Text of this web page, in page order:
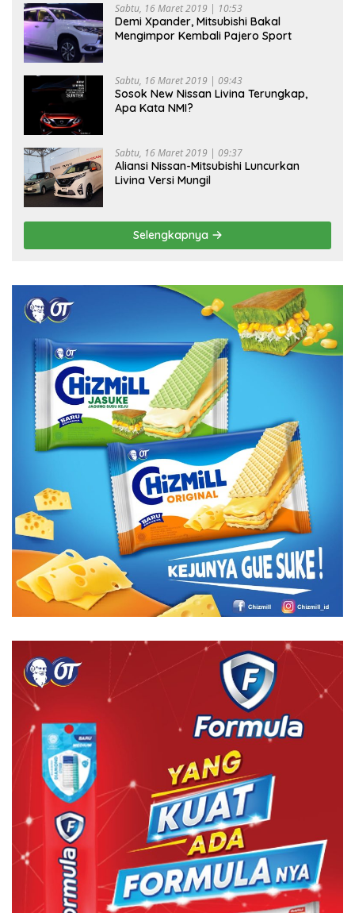
Sabtu, 16 Maret 2019 | 10:53
Demi Xpander, Mitsubishi Bakal
Mengimpor Kembali Pajero Sport
Sabtu, 16 Maret 2019 | 09:43
Sosok New Nissan Livina Terungkap,
Apa Kata NMI?
Sabtu, 16 Maret 2019 | 09:37
Aliansi Nissan-Mitsubishi Luncurkan
Livina Versi Mungil
Selengkapnya